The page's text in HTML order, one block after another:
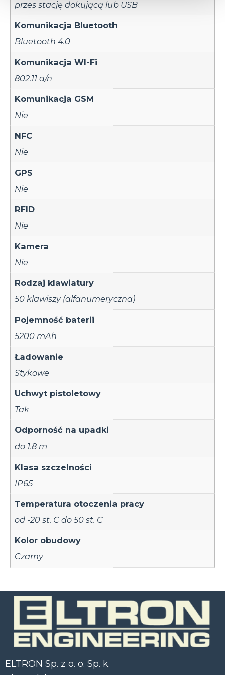
przes stację dokującą lub USB
Komunikacja Bluetooth
Bluetooth 4.0
Komunikacja WI-Fi
802.11 a/n
Komunikacja GSM
Nie
NFC
Nie
GPS
Nie
RFID
Nie
Kamera
Nie
Rodzaj klawiatury
50 klawiszy (alfanumeryczna)
Pojemność baterii
5200 mAh
Ładowanie
Stykowe
Uchwyt pistoletowy
Tak
Odporność na upadki
do 1.8 m
Klasa szczelności
IP65
Temperatura otoczenia pracy
od -20 st. C do 50 st. C
Kolor obudowy
Czarny
ELTRON Sp. z o. o. Sp. k.